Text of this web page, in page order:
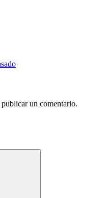
publicar un comentario.